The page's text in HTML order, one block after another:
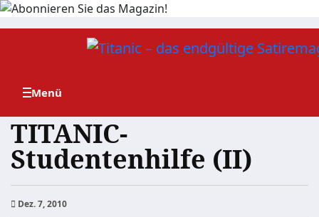
Zum
TITANIC-
Studentenhilfe (II)
Dez. 7, 2010